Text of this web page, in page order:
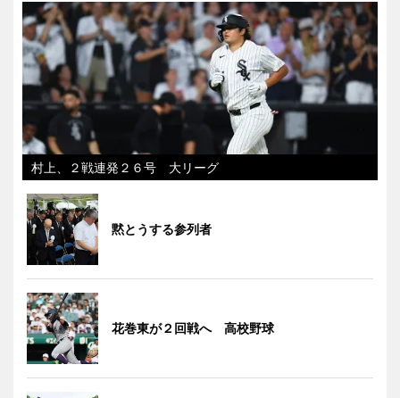
村上、２戦連発２６号 大リーグ
黙とうする参列者
花巻東が２回戦へ 高校野球